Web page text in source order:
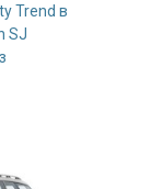
Trend в
SJ